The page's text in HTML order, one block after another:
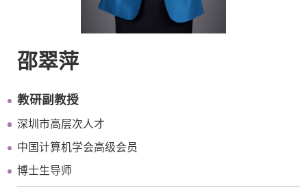
邵翠萍
教研副教授
深圳市高层次人才
中国计算机学会高级会员
博士生导师